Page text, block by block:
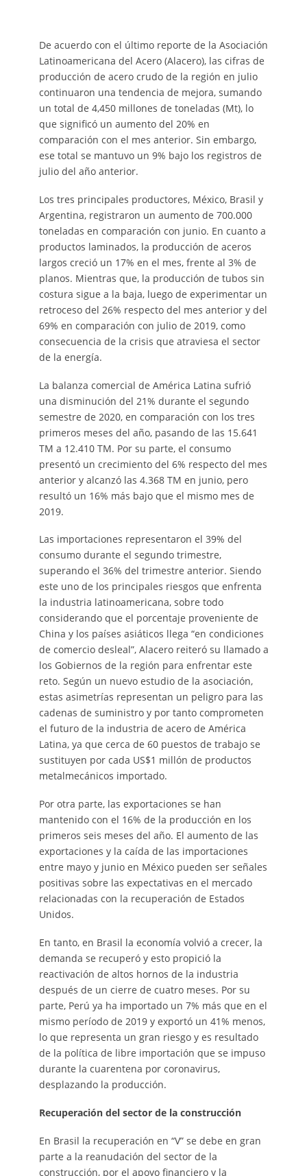
De acuerdo con el último reporte de la Asociación
Latinoamericana del Acero (Alacero), las cifras de
producción de acero crudo de la región en julio
continuaron una tendencia de mejora, sumando
un total de 4,450 millones de toneladas (Mt), lo
que significó un aumento del 20% en
comparación con el mes anterior. Sin embargo,
ese total se mantuvo un 9% bajo los registros de
julio del año anterior.
Los tres principales productores, México, Brasil y
Argentina, registraron un aumento de 700.000
toneladas en comparación con junio. En cuanto a
productos laminados, la producción de aceros
largos creció un 17% en el mes, frente al 3% de
planos. Mientras que, la producción de tubos sin
costura sigue a la baja, luego de experimentar un
retroceso del 26% respecto del mes anterior y del
69% en comparación con julio de 2019, como
consecuencia de la crisis que atraviesa el sector
de la energía.
La balanza comercial de América Latina sufrió
una disminución del 21% durante el segundo
semestre de 2020, en comparación con los tres
primeros meses del año, pasando de las 15.641
TM a 12.410 TM. Por su parte, el consumo
presentó un crecimiento del 6% respecto del mes
anterior y alcanzó las 4.368 TM en junio, pero
resultó un 16% más bajo que el mismo mes de
2019.
Las importaciones representaron el 39% del
consumo durante el segundo trimestre,
superando el 36% del trimestre anterior. Siendo
este uno de los principales riesgos que enfrenta
la industria latinoamericana, sobre todo
considerando que el porcentaje proveniente de
China y los países asiáticos llega “en condiciones
de comercio desleal”, Alacero reiteró su llamado a
los Gobiernos de la región para enfrentar este
reto. Según un nuevo estudio de la asociación,
estas asimetrías representan un peligro para las
cadenas de suministro y por tanto comprometen
el futuro de la industria de acero de América
Latina, ya que cerca de 60 puestos de trabajo se
sustituyen por cada US$1 millón de productos
metalmecánicos importado.
Por otra parte, las exportaciones se han
mantenido con el 16% de la producción en los
primeros seis meses del año. El aumento de las
exportaciones y la caída de las importaciones
entre mayo y junio en México pueden ser señales
positivas sobre las expectativas en el mercado
relacionadas con la recuperación de Estados
Unidos.
En tanto, en Brasil la economía volvió a crecer, la
demanda se recuperó y esto propició la
reactivación de altos hornos de la industria
después de un cierre de cuatro meses. Por su
parte, Perú ya ha importado un 7% más que en el
mismo período de 2019 y exportó un 41% menos,
lo que representa un gran riesgo y es resultado
de la política de libre importación que se impuso
durante la cuarentena por coronavirus,
desplazando la producción.
Recuperación del sector de la construcción
En Brasil la recuperación en “V” se debe en gran
parte a la reanudación del sector de la
construcción, por el apoyo financiero y la